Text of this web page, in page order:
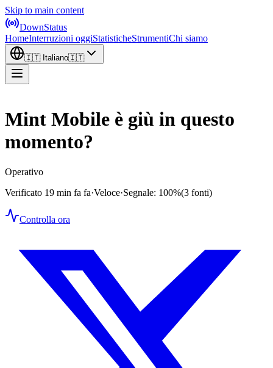
Skip to main content
DownStatus
HomeInterruzioni oggiStatisticheStrumentiChi siamo
🇮🇹 Italiano🇮🇹
Mint Mobile è giù in questo
momento?
Operativo
Verificato 19 min fa fa·Veloce·Segnale: 100%(3 fonti)
Controlla ora